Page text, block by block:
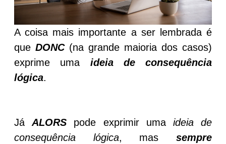
A coisa mais importante a ser lembrada é
que DONC (na grande maioria dos casos)
exprime uma ideia de consequência
lógica.
JáALORS pode exprimir umaideia de
consequência lógica, massempre